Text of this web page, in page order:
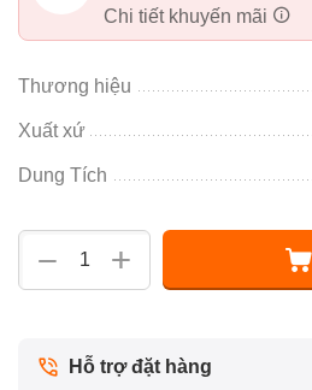
Chi tiết khuyến mãi
Thương hiệu
Xuất xứ
Dung Tích
+
−
Hỗ trợ đặt hàng